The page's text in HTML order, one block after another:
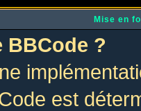
Mise en
BBCode ?
est